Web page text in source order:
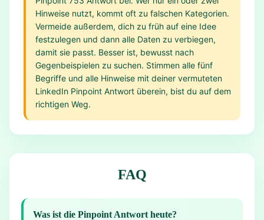
Hinweise nutzt, kommt oft zu falschen Kategorien.
Vermeide außerdem, dich zu früh auf eine Idee
festzulegen und dann alle Daten zu verbiegen,
damit sie passt. Besser ist, bewusst nach
Gegenbeispielen zu suchen. Stimmen alle fünf
Begriffe und alle Hinweise mit deiner vermuteten
LinkedIn Pinpoint Antwort überein, bist du auf dem
richtigen Weg.
FAQ
Was ist die Pinpoint Antwort heute?